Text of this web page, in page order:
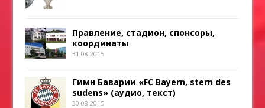
Правление, стадион, спонсоры,
координаты
31.08.2015
Гимн Баварии «FC Bayern, stern des
sudens» (аудио, текст)
30.08.2015